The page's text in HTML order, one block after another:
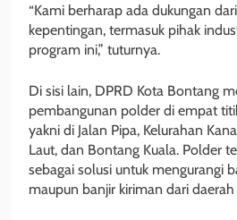
“Kami berharap ada dukungan
kepentingan, termasuk pihak
program ini,” tuturnya.
Di sisi lain, DPRD Kota Bontang
pembangunan polder di empat
yakni di Jalan Pipa, Kelurahan
Laut, dan Bontang Kuala. Polder
sebagai solusi untuk mengurangi
maupun banjir kiriman dari daerah